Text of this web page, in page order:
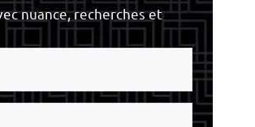
nuance, recherches et